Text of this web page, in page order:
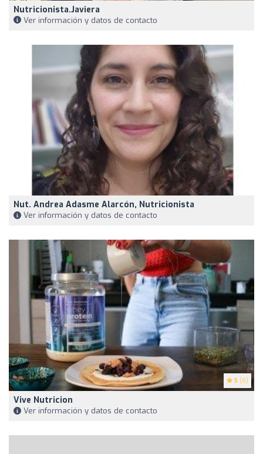
Nutricionista.javiera
Ver información y datos de contacto
Nut. Andrea Adasme Alarcón, Nutricionista
Ver información y datos de contacto
5 (6)
Vive Nutricion
Ver información y datos de contacto